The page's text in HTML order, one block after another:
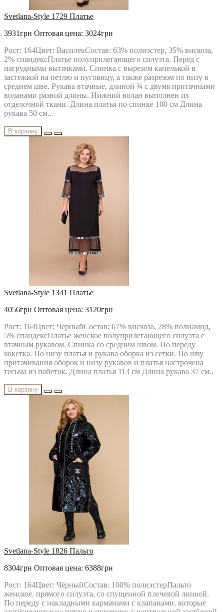
Svetlana-Style 1729 Платье
3931грн Оптовая цена: 3024грн
Рост: 164Цвет: ВасилёкСостав: 63% полиэстер, 35% вискоза,
2% спандексПлатье полуприлегающего силуэта. Перед с
нагрудными вытачками. Спинка с вырезом капелькой и
застежкой на петлю и пуговицу, а также разрезом по низу в
среднем шве. Рукава втачные, длиной ¾ с двумя притачными
воланами разной длины. Нижний волан выполнен из
отделочной ткани. Длина платья по спинке 100 см Длина
рукава 50 см..
В корзину
Svetlana-Style 1341 Платье
4056грн Оптовая цена: 3120грн
Рост: 164Цвет: ЧерныйСостав: 67% вискоза, 28% полиамид,
5% спандексПлатье женское полуприлегающего силуэта с
втачным рукавом. Спинка со средним швом. По переду
кокетка. По низу платья и рукава оборка из сетки. По шву
притачивания оборок и низу рукавов и платья настрочена
тесьма из пайеток. Длина платья 113 см Длина рукава 37 см..
В корзину
Svetlana-Style 1826 Пальто
8304грн Оптовая цена: 6388грн
Рост: 164Цвет: ЧёрныйСостав: 100% полиэстерПальто
женское, прямого силуэта, со спущенной плечевой линией.
По переду с накладными карманами с клапанами, которые